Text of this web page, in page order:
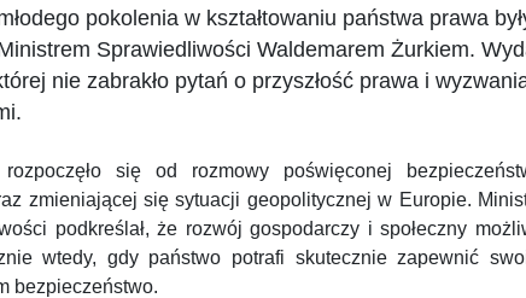
pokolenia w kształtowaniu państwa prawa
Sprawiedliwości Waldemarem Żurkiem.
nie zabrakło pytań o przyszłość prawa i
rozpoczęło się od rozmowy poświęconej
zmieniającej się sytuacji geopolitycznej w Europie.
podkreślał, że rozwój gospodarczy i społeczny
wtedy, gdy państwo potrafi skutecznie zapewnić
bezpieczeństwo.